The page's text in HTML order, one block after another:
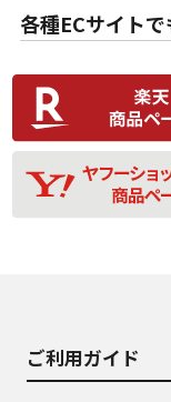
な中
C
比較的き
品
D
使用感や
あり、一
品
各種ECサイト
ご利用ガイド